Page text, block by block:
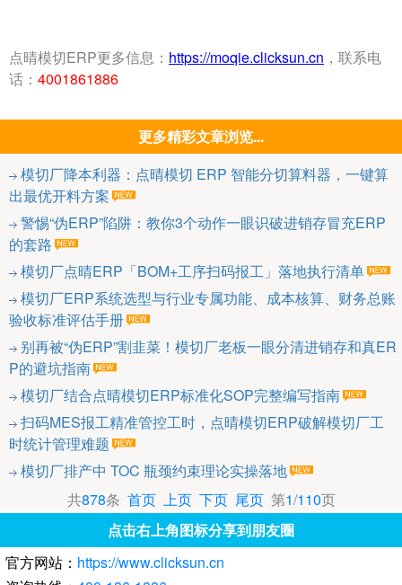
点晴模切ERP更多信息： https://moqie.clicksun.cn ，联系电
话： 4001861886
更多精彩文章浏览...
模切厂降本利器：点晴模切 ERP 智能分切算料器，一键算
出最优开料方案
警惕“伪ERP”陷阱：教你3个动作一眼识破进销存冒充ERP
的套路
模切厂点晴ERP「BOM+工序扫码报工」落地执行清单
模切厂ERP系统选型与行业专属功能、成本核算、财务总账
验收标准评估手册
别再被“伪ERP”割韭菜！模切厂老板一眼分清进销存和真ER
P的避坑指南
模切厂结合点晴模切ERP标准化SOP完整编写指南
扫码MES报工精准管控工时，点晴模切ERP破解模切厂工
时统计管理难题
模切厂排产中 TOC 瓶颈约束理论实操落地
共878条 首页 上页 下页 尾页第1/110页
点击右上角图标分享到朋友圈
官方网站： https://www.clicksun.cn